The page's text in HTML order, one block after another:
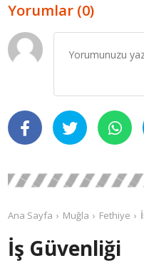
Yorumlar (0)
Ana Sayfa Muğla Fethiye
İş Güvenliği